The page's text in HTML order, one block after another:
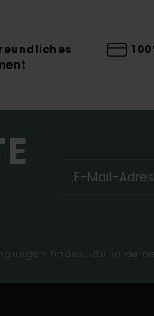
findest du in